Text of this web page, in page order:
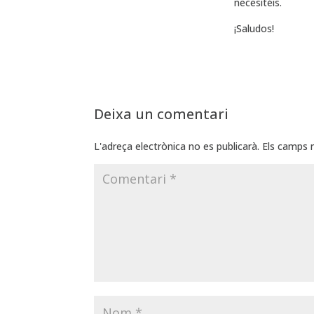
¡Saludos!
Deixa un comentari
L'adreça electrònica no es publicarà. Els camps